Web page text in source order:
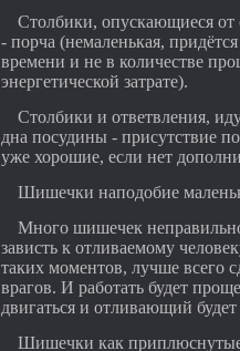
Столбики, опускающиеся от
- порча (немаленькая,
времени и не в количестве
энергетической затрате).
Столбики и ответвления,
дна посудины - присутствие
уже хорошие, если нет
Шишечки наподобие
Много шишечек
зависть к отливаемому
таких моментов, лучше всего
врагов. И работать будет
двигаться и отливающий
Шишечки как